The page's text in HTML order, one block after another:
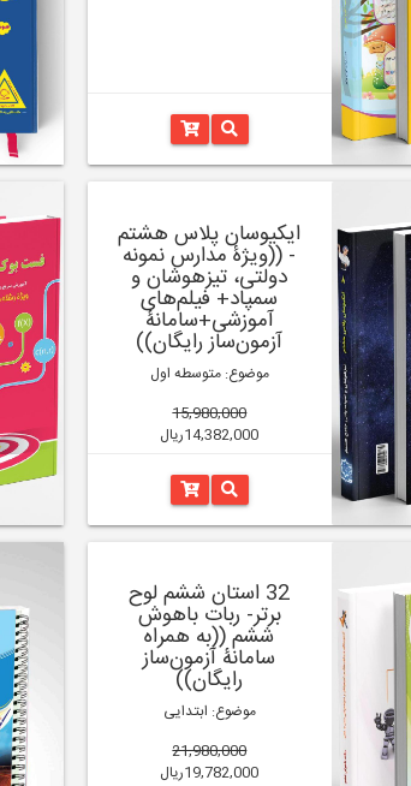
ایکیوسان پلاس هشتم
- ((ویژۀ مدارس نمونه
دولتی، تیزهوشان و
سمپاد+ فیلم‌های
آموزشی+سامانۀ
آزمون‌ساز رایگان))
موضوع: متوسطه اول
15,980,000
14,382,000ریال
32 استان ششم لوح
برتر- ربات باهوش
ششم ((به همراه
سامانۀ آزمون‌ساز
رایگان))
موضوع: ابتدایی
21,980,000
19,782,000ریال